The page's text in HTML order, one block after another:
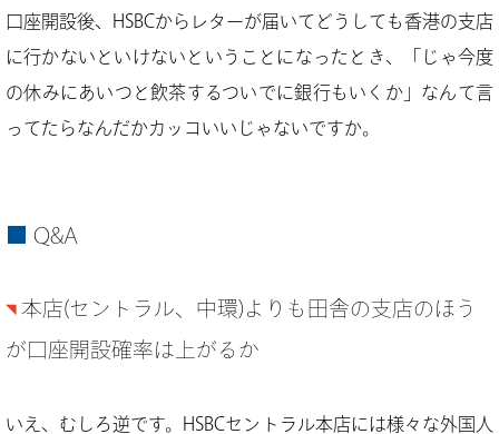
口座開設後、HSBCからレターが届いてどうしても香港の支店
に行かないといけないということになったとき、「じゃ今度
の休みにあいつと飲茶するついでに銀行もいくか」なんて言
ってたらなんだかカッコいいじゃないですか。
Q&A
本店(セントラル、中環)よりも田舎の支店のほう
が口座開設確率は上がるか
いえ、むしろ逆です。HSBCセントラル本店には様々な外国人